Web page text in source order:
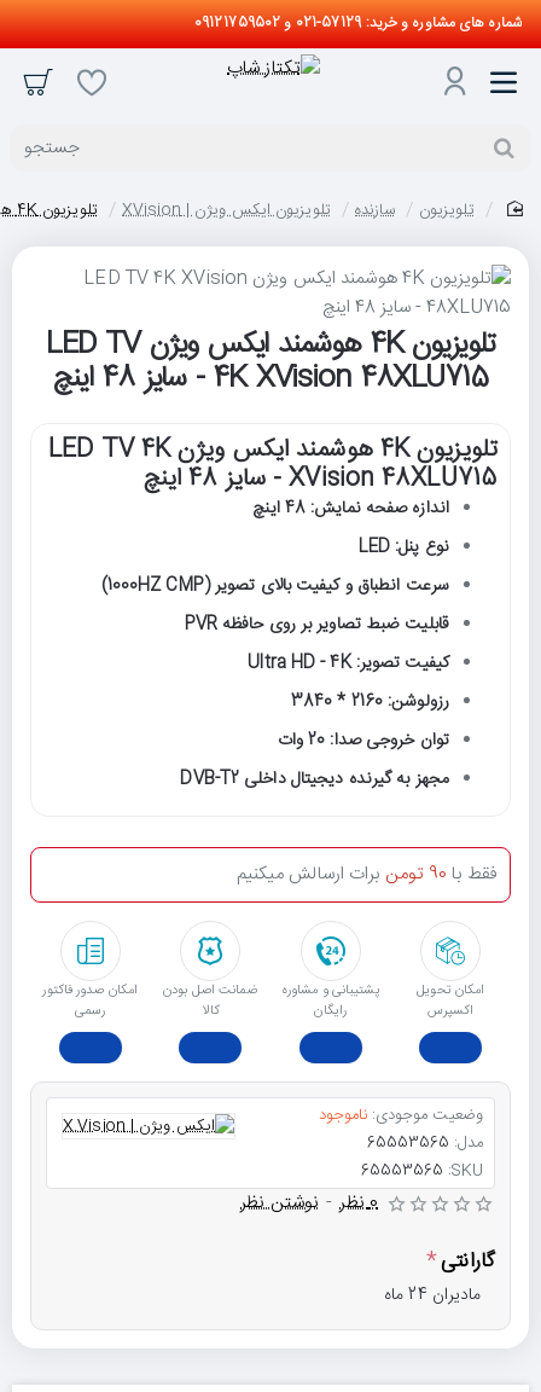
شماره های مشاوره و خرید: 57129-021 و 09121759502
جستجو
تلویزیون سازنده تلویزیون ایکس ویژن | XVision تلویزیون 4K هوشمند ایکس ویژن LED TV 4K XVision 48XLU715 - سایز 48 اینچ
تلویزیون 4K هوشمند ایکس ویژن LED TV
4K XVision 48XLU715 - سایز 48 اینچ
تلویزیون 4K هوشمند ایکس ویژن LED TV 4K
XVision 48XLU715 - سایز 48 اینچ
اندازه صفحه نمایش: 48 اینچ
نوع پنل: LED
سرعت انطباق و كیفیت بالای تصویر (1000HZ CMP)
قابلیت ضبط تصاویر بر روی حافظه PVR
کیفیت تصویر: Ultra HD - 4K
رزولوشن: 2160 * 3840
توان خروجی صدا: 20 وات
مجهز به گیرنده دیجیتال داخلی DVB-T2
امکان تحویل
اکسپرس
پشتیبانی و مشاوره
رایگان
ﺿﻤﺎﻧﺖ اﺻﻞ ﺑﻮدن
ﮐﺎﻟﺎ
امکان صدور فاکتور
رسمی
فقط با 90 تومن برات ارسالش میکنیم
وضعیت موجودی: ناموجود
مدل: 65553565
SKU:
65553565
0 نظر - نوشتن نظر
گارانتی
مادیران 24 ماه